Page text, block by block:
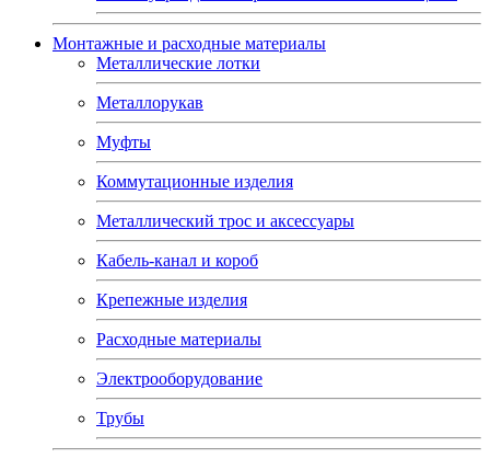
Монтажные и расходные материалы
Металлические лотки
Металлорукав
Муфты
Коммутационные изделия
Металлический трос и аксессуары
Кабель-канал и короб
Крепежные изделия
Расходные материалы
Электрооборудование
Трубы